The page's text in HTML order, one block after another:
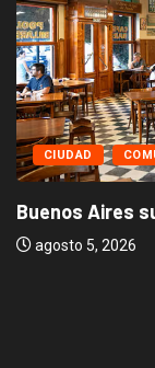
CIUDAD
Buenos Aires
agosto 5, 2026